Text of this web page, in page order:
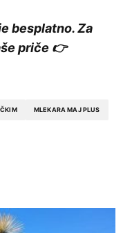
besplatno. Za
priče 👉
MLEKARA MAJ PLUS
a ostali da